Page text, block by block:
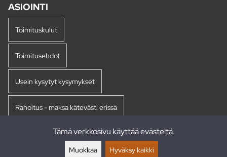
ASIOINTI
Toimituskulut
Toimitusehdot
Usein kysytyt kysymykset
Rahoitus - maksa kätevästi erissä
Tämä verkkosivu käyttää evästeitä.
Muokkaa Hyväksy kaikki